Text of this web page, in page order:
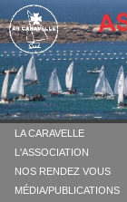
LA CARAVELLE
L'ASSOCIATION
NOS RENDEZ VOUS
MÉDIA/PUBLICATIONS